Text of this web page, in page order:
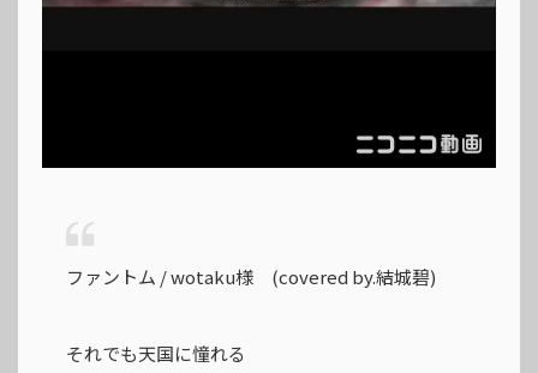
ファントム / wotaku様 (covered by.結城碧)
それでも天国に憧れる